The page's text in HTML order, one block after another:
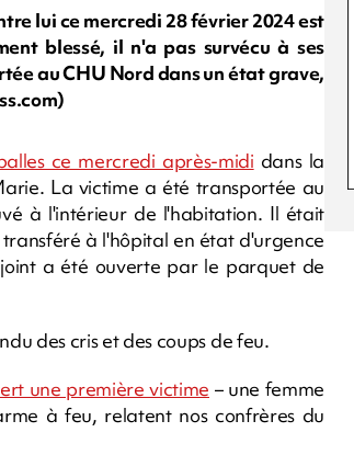
lui ce mercredi 28 février 2024 est
blessé, il n'a pas survécu à ses
au CHU Nord dans un état grave,
ce mercredi après-midi dans la
La victime a été transportée au
à l'intérieur de l'habitation. Il était
à l'hôpital en état d'urgence
a été ouverte par le parquet de
des cris et des coups de feu.
une première victime – une femme
à feu, relatent nos confrères du